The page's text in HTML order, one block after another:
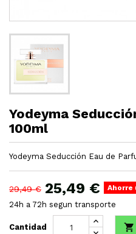
Yodeyma
100ml
Yodeyma Seducción Eau de
29,49 € 25,49 € Ahorre
24h a 72h segun transporte
Cantidad 